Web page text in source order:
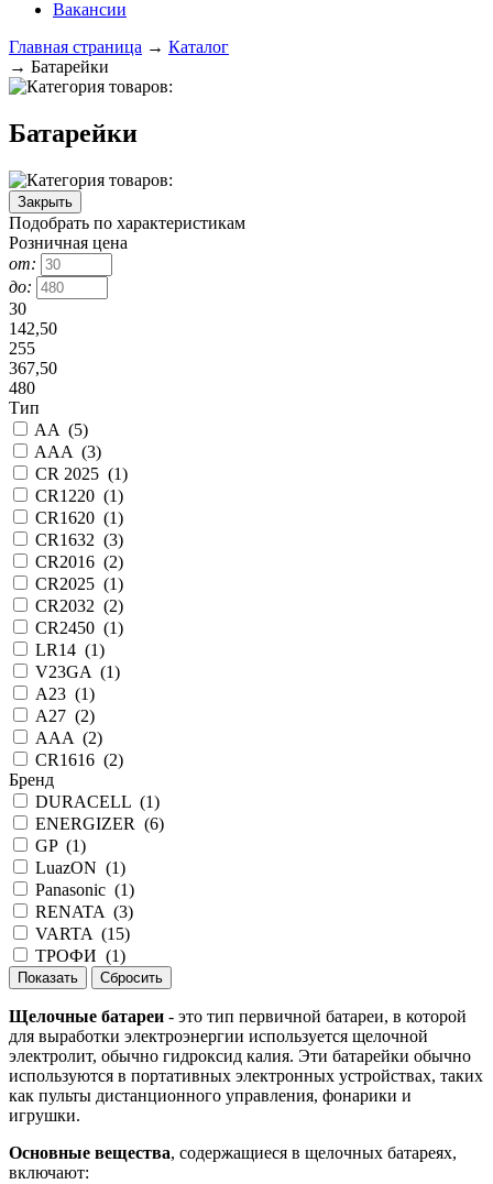
Вакансии
Главная страница → Каталог
→ Батарейки
Батарейки
Закрыть
Подобрать по характеристикам
Розничная цена
от:
до:
30
142,50
255
367,50
480
Тип
AA (5)
AAA (3)
CR 2025 (1)
CR1220 (1)
CR1620 (1)
CR1632 (3)
CR2016 (2)
CR2025 (1)
CR2032 (2)
CR2450 (1)
LR14 (1)
V23GA (1)
А23 (1)
А27 (2)
ААA (2)
СR1616 (2)
Бренд
DURACELL (1)
ENERGIZER (6)
GP(1)
LuazON (1)
Panasonic (1)
RENATA (3)
VARTA (15)
ТРОФИ (1)
Щелочные батареи - это тип первичной батареи, в которой
для выработки электроэнергии используется щелочной
электролит, обычно гидроксид калия. Эти батарейки обычно
используются в портативных электронных устройствах, таких
как пульты дистанционного управления, фонарики и
игрушки.
Основные вещества, содержащиеся в щелочных батареях,
включают: